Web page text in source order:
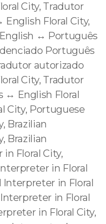
City, Tradutor
Floral City,
↔️ Português
Português
autorizado
City, Tradutor
↔️ English Floral
City, Portuguese
Brazilian
Brazilian
Floral City,
in Floral
Interpreter in Floral
in Floral
in Floral City,